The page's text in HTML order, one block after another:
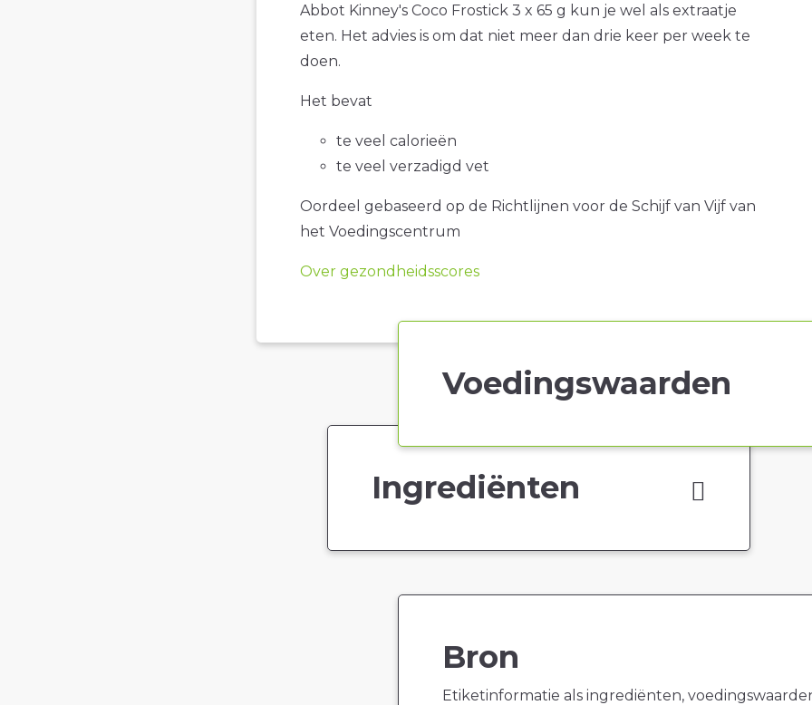
Abbot Kinney's Coco Frostick 3 x 65 g kun je wel als extraatje
eten. Het advies is om dat niet meer dan drie keer per week te
doen.
Het bevat
te veel calorieën
te veel verzadigd vet
Oordeel gebaseerd op de Richtlijnen voor de Schijf van Vijf van
het Voedingscentrum
Over gezondheidsscores
Voedingswaarden
Ingrediënten
Bron
Etiketinformatie als ingrediënten,